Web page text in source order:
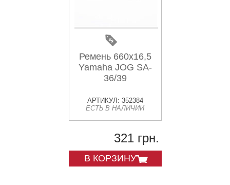
Ремень 660х16,5
Yamaha JOG SA-
36/39
АРТИКУЛ: 352384
ЕСТЬ В НАЛИЧИИ
321 грн.
В КОРЗИНУ